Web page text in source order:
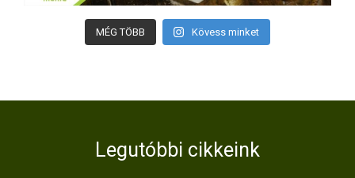
MÉG TÖBB Kövess minket
Legutóbbi cikkeink